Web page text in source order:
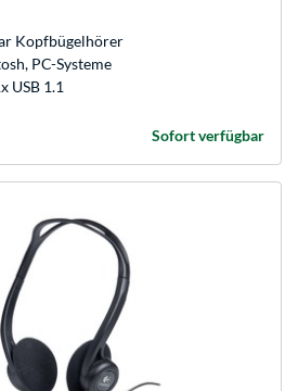
Kopfbügelhörer
PC-Systeme
USB 1.1
Sofort verfügbar